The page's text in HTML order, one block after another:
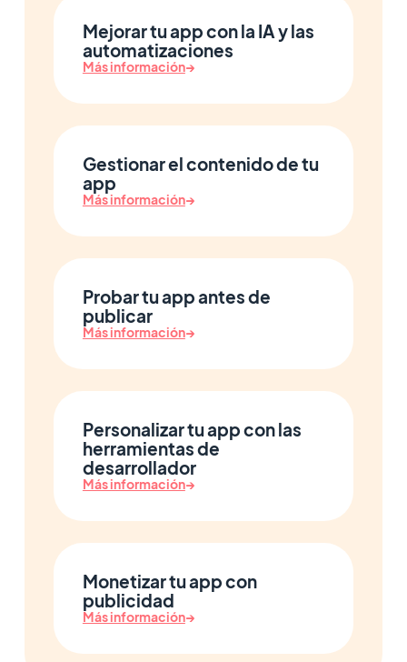
Mejorar tu app con la IA y las
automatizaciones
Más información→
Gestionar el contenido de tu
app
Más información→
Probar tu app antes de
publicar
Más información→
Personalizar tu app con las
herramientas de
desarrollador
Más información→
Monetizar tu app con
publicidad
Más información→